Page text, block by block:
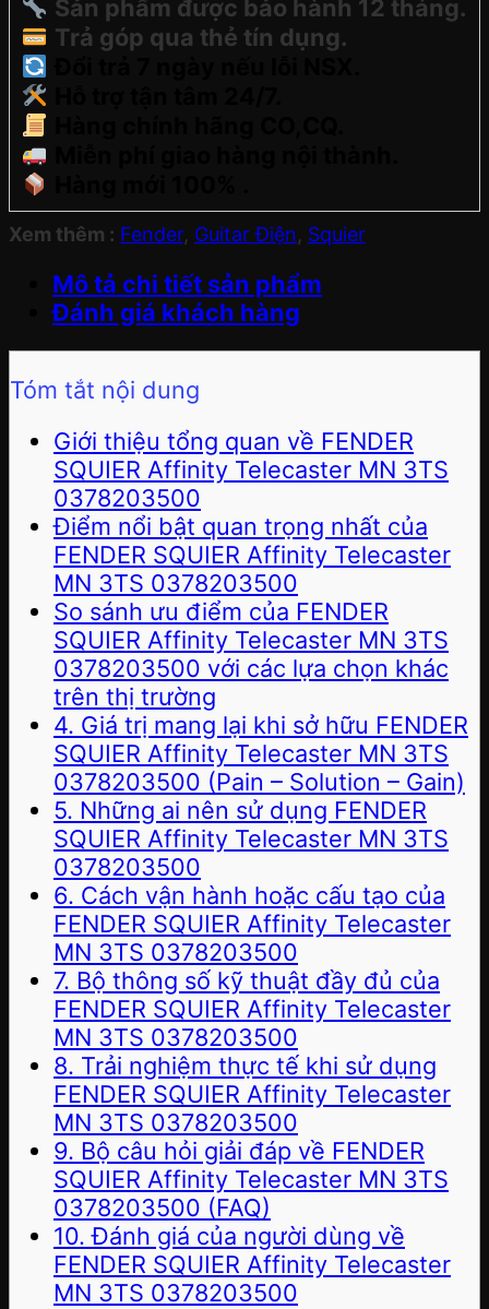
Sản phẩm được bảo hành 12 tháng.
Trả góp qua thẻ tín dụng.
Xem thêm : Fender, Guitar Điện, Squier
Mô tả chi tiết sản phẩm
Đánh giá khách hàng
Tóm tắt nội dung
Giới thiệu tổng quan về FENDER
SQUIER Affinity Telecaster MN 3TS
0378203500
Điểm nổi bật quan trọng nhất của
FENDER SQUIER Affinity Telecaster
MN 3TS 0378203500
So sánh ưu điểm của FENDER
SQUIER Affinity Telecaster MN 3TS
0378203500 với các lựa chọn khác
trên thị trường
4. Giá trị mang lại khi sở hữu FENDER
SQUIER Affinity Telecaster MN 3TS
0378203500 (Pain – Solution – Gain)
5. Những ai nên sử dụng FENDER
SQUIER Affinity Telecaster MN 3TS
0378203500
6. Cách vận hành hoặc cấu tạo của
FENDER SQUIER Affinity Telecaster
MN 3TS 0378203500
7. Bộ thông số kỹ thuật đầy đủ của
FENDER SQUIER Affinity Telecaster
MN 3TS 0378203500
8. Trải nghiệm thực tế khi sử dụng
FENDER SQUIER Affinity Telecaster
MN 3TS 0378203500
9. Bộ câu hỏi giải đáp về FENDER
SQUIER Affinity Telecaster MN 3TS
0378203500 (FAQ)
10. Đánh giá của người dùng về
FENDER SQUIER Affinity Telecaster
MN 3TS 0378203500